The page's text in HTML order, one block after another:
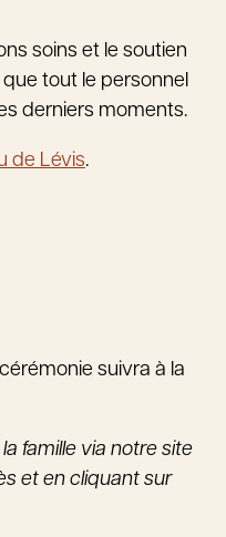
soins et le soutien
tout le personnel
derniers moments.
de Lévis.
suivra à la
famille via notre site
et en cliquant sur